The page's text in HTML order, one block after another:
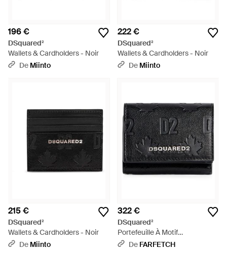
196 €
DSquared²
Wallets & Cardholders - Noir
De Miinto
222 €
DSquared²
Wallets & Cardholders - Noir
De Miinto
215 €
DSquared²
Wallets & Cardholders - Noir
De Miinto
322 €
DSquared²
Portefeuille À Motif
Monogrammé - Noir
De FARFETCH